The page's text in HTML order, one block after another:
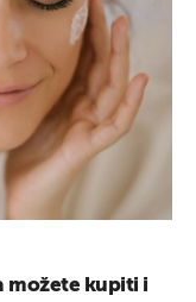
možete kupiti i